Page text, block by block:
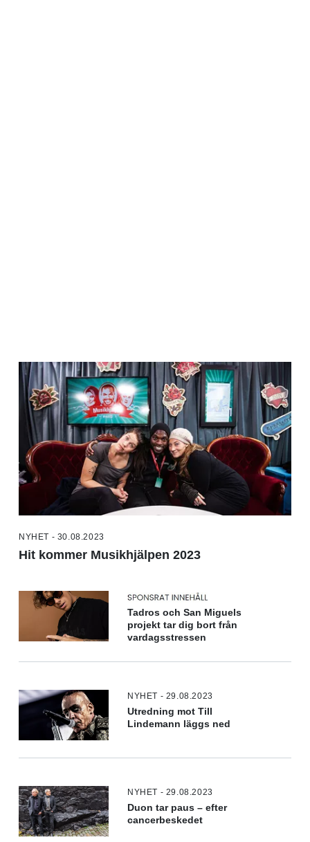
NYHET - 30.08.2023
Hit kommer Musikhjälpen 2023
Tadros och San Miguels
projekt tar dig bort från
vardagsstressen
NYHET - 29.08.2023
Utredning mot Till
Lindemann läggs ned
NYHET - 29.08.2023
Duon tar paus – efter
cancerbeskedet